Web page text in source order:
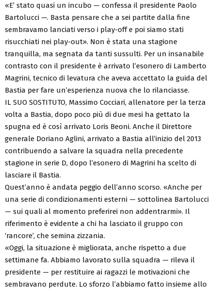
«E’ stato quasi un incubo — confessa il presidente Paolo
Bartolucci —. Basta pensare che a sei partite dalla fine
sembravamo lanciati verso i play-off e poi siamo stati
risucchiati nei play-out». Non è stata una stagione
tranquilla, ma segnata da tanti sussulti. Per un insanabile
contrasto con il presidente è arrivato l’esonero di Lamberto
Magrini, tecnico di levatura che aveva accettato la guida del
Bastia per fare un’esperienza nuova che lo rilanciasse.
IL SUO SOSTITUTO, Massimo Cocciari, allenatore per la terza
volta a Bastia, dopo poco più di due mesi ha gettato la
spugna ed è così arrivato Loris Beoni. Anche il Direttore
generale Doriano Aglini, arrivato a Bastia all’inizio del 2013
contribuendo a salvare la squadra nella precedente
stagione in serie D, dopo l’esonero di Magrini ha scelto di
lasciare il Bastia.
Quest’anno è andata peggio dell’anno scorso. «Anche per
una serie di condizionamenti esterni — sottolinea Bartolucci
— sui quali al momento preferirei non addentrarmi». Il
riferimento è evidente a chi ha lasciato il gruppo con
‘rancore’, che semina zizzania.
«Oggi, la situazione è migliorata, anche rispetto a due
settimane fa. Abbiamo lavorato sulla squadra — rileva il
presidente — per restituire ai ragazzi le motivazioni che
sembravano perdute. Lo sforzo l’abbiamo fatto insieme allo